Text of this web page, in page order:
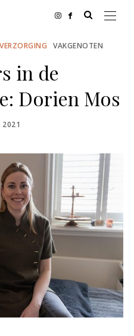
VAKGENOTEN
in de
Dorien Mos
2021